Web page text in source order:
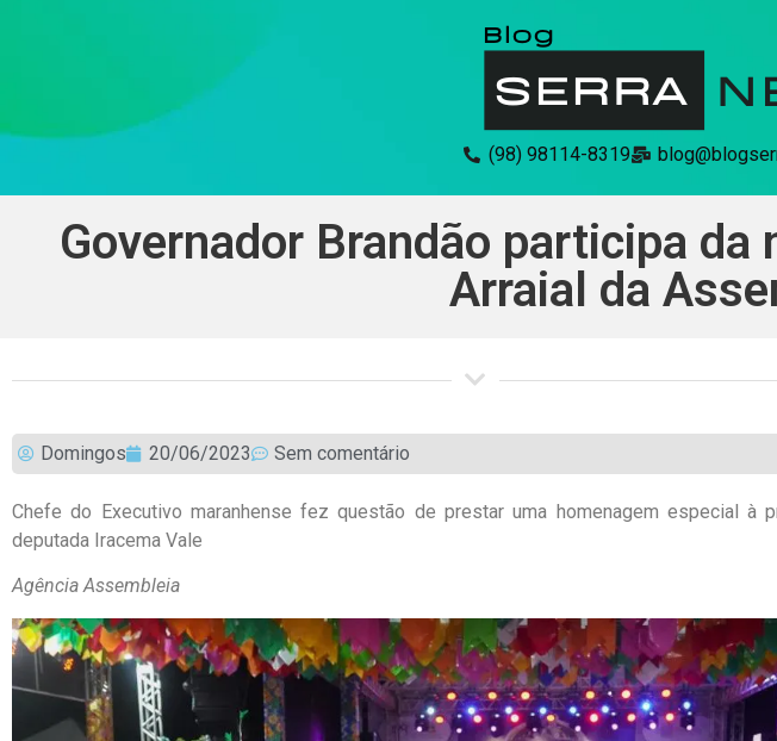
(98) 98114-8319
Governador Brandão participa da
Arraial da
Domingos 20/06/2023 Sem comentário
Chefe do Executivo maranhense fez questão de prestar uma homenagem especial à
deputada Iracema Vale
Agência Assembleia